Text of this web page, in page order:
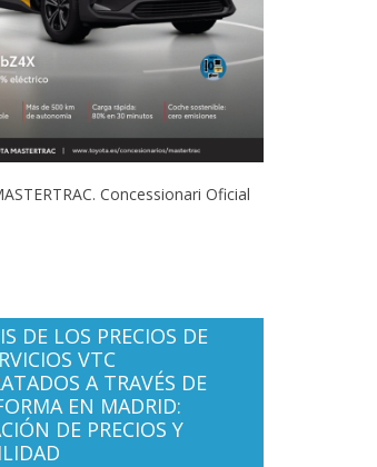
Concessionari Oficial
DE LOS PRECIOS DE
VTC
A TRAVÉS DE
EN MADRID:
DE PRECIOS Y